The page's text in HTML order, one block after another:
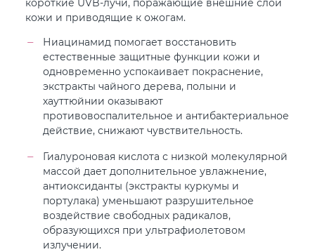
кожи и приводящие к ожогам.
Ниацинамид помогает восстановить
естественные защитные функции кожи и
одновременно успокаивает покраснение,
экстракты чайного дерева, полыни и
хауттюйнии оказывают
противовоспалительное и антибактериальное
действие, снижают чувствительность.
Гиалуроновая кислота с низкой молекулярной
массой дает дополнительное увлажнение,
антиоксиданты (экстракты куркумы и
портулака) уменьшают разрушительное
воздействие свободных радикалов,
образующихся при ультрафиолетовом
излучении.